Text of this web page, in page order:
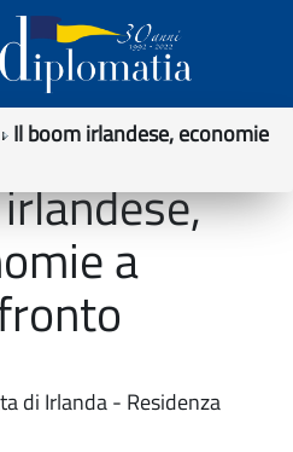
Il boom irlandese, economie
a
di Irlanda - Residenza